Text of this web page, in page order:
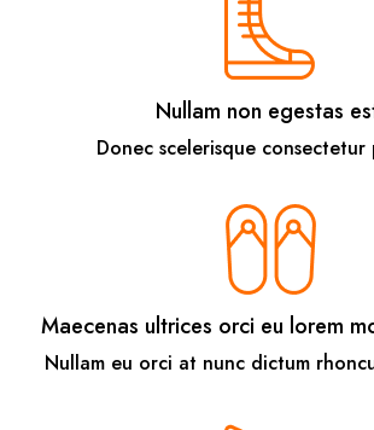
Nullam non egestas
Donec scelerisque consectetur
Maecenas ultrices orci eu lorem
Nullam eu orci at nunc dictum